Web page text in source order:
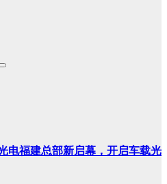
电福建总部新启幕，开启车载光